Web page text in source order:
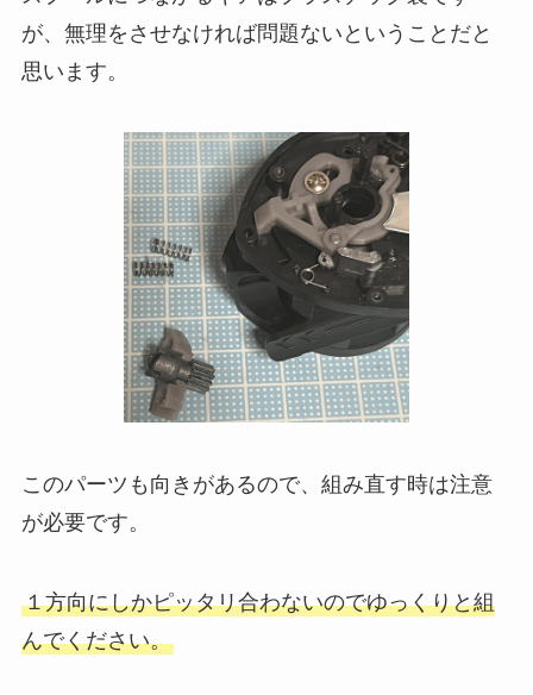
が、無理をさせなければ問題ないということだと
思います。
このパーツも向きがあるので、組み直す時は注意
が必要です。
１方向にしかピッタリ合わないのでゆっくりと組
んでください。